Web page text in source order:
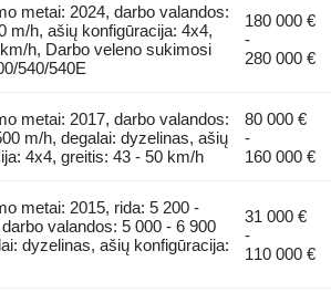
metai: 2024, darbo valandos:
m/h, ašių konfigūracija: 4x4,
h, Darbo veleno sukimosi
540/540E
180 000 €
-
280 000 €
metai: 2017, darbo valandos:
m/h, degalai: dyzelinas, ašių
4x4, greitis: 43 - 50 km/h
80 000 €
-
160 000 €
metai: 2015, rida: 5 200 -
valandos: 5 000 - 6 900
dyzelinas, ašių konfigūracija:
31 000 €
-
110 000 €